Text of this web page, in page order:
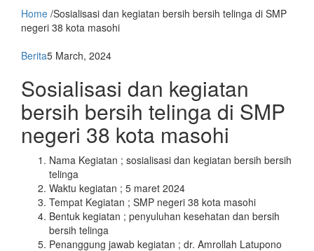
Home /Sosialisasi dan kegiatan bersih bersih telinga di SMP
negeri 38 kota masohi
Berita5 March, 2024
Sosialisasi dan kegiatan
bersih bersih telinga di SMP
negeri 38 kota masohi
Nama Kegiatan ; sosialisasi dan kegiatan bersih bersih
telinga
Waktu kegiatan ; 5 maret 2024
Tempat Kegiatan ; SMP negeri 38 kota masohi
Bentuk kegiatan ; penyuluhan kesehatan dan bersih
bersih telinga
Penanggung jawab kegiatan ; dr. Amrollah Latupono